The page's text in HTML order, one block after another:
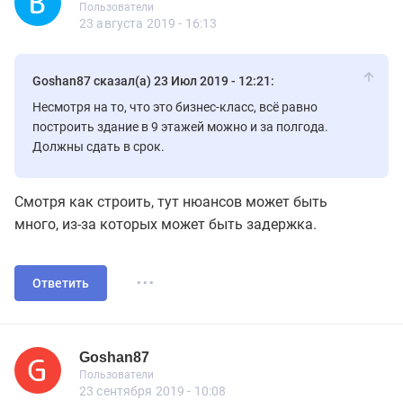
Пользователи
7 сообщений
23 августа 2019 - 16:13
Goshan87 сказал(а) 23 Июл 2019 - 12:21:
Несмотря на то, что это бизнес-класс, всё равно
построить здание в 9 этажей можно и за полгода.
Должны сдать в срок.
Смотря как строить, тут нюансов может быть
много, из-за которых может быть задержка.
Ответить ...
Goshan87
Goshan87
Пользователи
Новичок
Пользователи
7 сообщений
23 сентября 2019 - 10:08